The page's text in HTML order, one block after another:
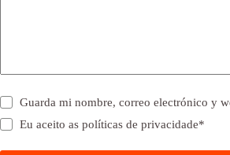
Guarda mi nombre, correo electrónico y
Eu aceito aspolíticas de privacidade*